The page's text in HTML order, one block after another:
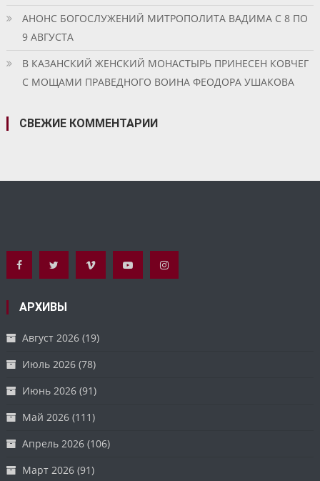
АНОНС БОГОСЛУЖЕНИЙ МИТРОПОЛИТА ВАДИМА С 8 ПО
9 АВГУСТА
В КАЗАНСКИЙ ЖЕНСКИЙ МОНАСТЫРЬ ПРИНЕСЕН КОВЧЕГ
С МОЩАМИ ПРАВЕДНОГО ВОИНА ФЕОДОРА УШАКОВА
СВЕЖИЕ КОММЕНТАРИИ
АРХИВЫ
Август 2026 (19)
Июль 2026 (78)
Июнь 2026 (91)
Май 2026 (111)
Апрель 2026 (106)
Март 2026 (91)